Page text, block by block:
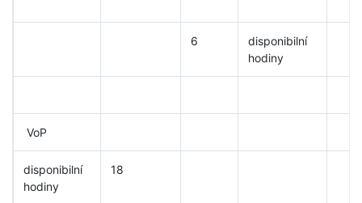
6
disponibilní
hodiny
VoP
disponibilní
hodiny
18